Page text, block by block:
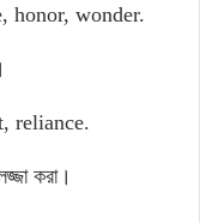
honor, wonder.
reliance.
করা।